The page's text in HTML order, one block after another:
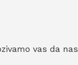
vas da nas